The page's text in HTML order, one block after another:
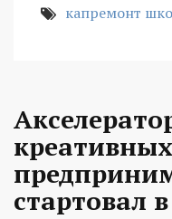
капремонт
креативных
стартовал